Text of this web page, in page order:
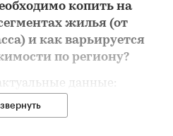
копить на
жилья (от
и как варьируется
по региону?
данные:
индекс доступности